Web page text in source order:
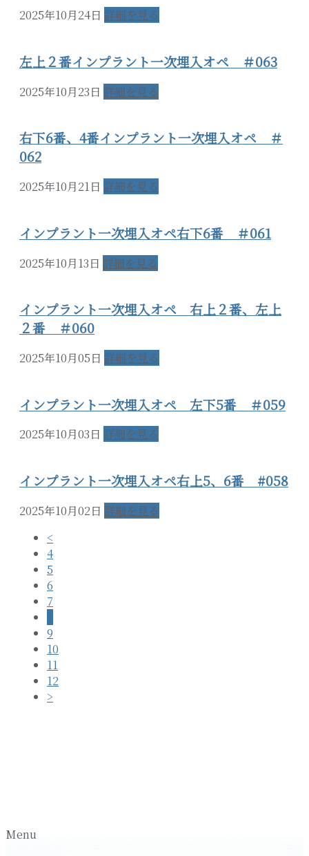
2025年10月24日 詳細を見る
左上２番インプラント一次埋入オペ ＃063
2025年10月23日 詳細を見る
右下6番、4番インプラント一次埋入オペ ＃
062
2025年10月21日 詳細を見る
インプラント一次埋入オペ右下6番 ＃061
2025年10月13日 詳細を見る
インプラント一次埋入オペ 右上２番、左上
２番 ＃060
2025年10月05日 詳細を見る
インプラント一次埋入オペ 左下5番 ＃059
2025年10月03日 詳細を見る
インプラント一次埋入オペ右上5、6番 #058
2025年10月02日 詳細を見る
<
4
5
6
7
9
10
11
12
>
Menu